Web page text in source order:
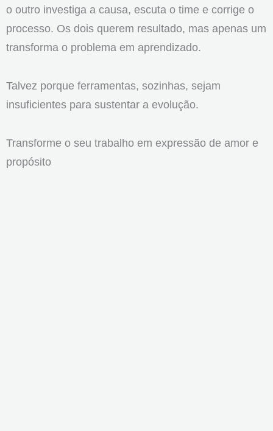
o outro investiga a causa, escuta o time e corrige o
processo. Os dois querem resultado, mas apenas um
transforma o problema em aprendizado.
Talvez porque ferramentas, sozinhas, sejam
insuficientes para sustentar a evolução.
Transforme o seu trabalho em expressão de amor e
propósito